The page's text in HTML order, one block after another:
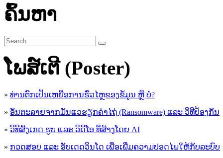
ຄົ້ນຫາ
ໂພສ໌ເຕີ (Poster)
» ທ່ານຕົກເປັນເຫຍື່ອການຮົ່ວໄຫຼຂອງຂໍ້ມູນ ຫຼື ບໍ່?
» ອັນຕະລາຍຈາກມັນແວຮຽກຄ່າໄຖ່ (Ransomware) ແລະ ວິທີປ້ອງກັນ
» ວິທີສັງເກດ ຮູບ ແລະ ວິດີໂອ ທີ່ສ້າງໂດຍ AI
» ກວດສອບ ແລະ ອັບເດດວິນໂດ ເພື່ອເພີ່ມຄວາມປອດໄພໃຫ້ກັບລະບົບ